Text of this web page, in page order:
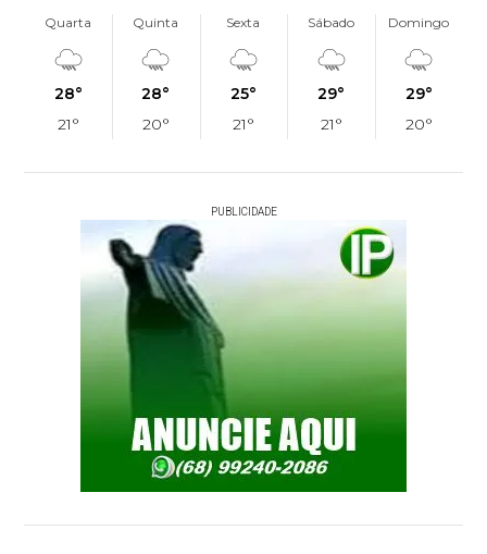
Quarta
28°
21°
Quinta
28°
20°
Sexta
25°
21°
Sábado
29°
21°
Domingo
29°
20°
PUBLICIDADE